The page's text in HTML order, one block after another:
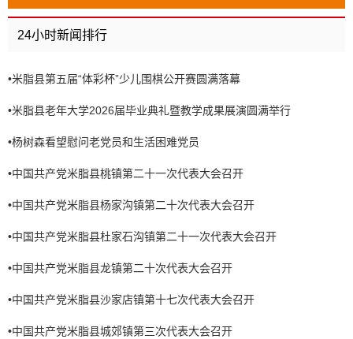
24小时新闻排行
•米脂县第五届“体彩杯”少儿围棋公开赛圆满落幕
•米脂县老年大学2026届毕业典礼暨教学成果展演圆满举行
•杨树森看望慰问老党员和生活困难党员
•中国共产党米脂县桃镇第二十一次代表大会召开
•中国共产党米脂县杨家沟镇第二十次代表大会召开
•中国共产党米脂县杜家石沟镇第二十一次代表大会召开
•中国共产党米脂县龙镇第二十次代表大会召开
•中国共产党米脂县沙家店镇第十七次代表大会召开
•中国共产党米脂县城郊镇第三次代表大会召开